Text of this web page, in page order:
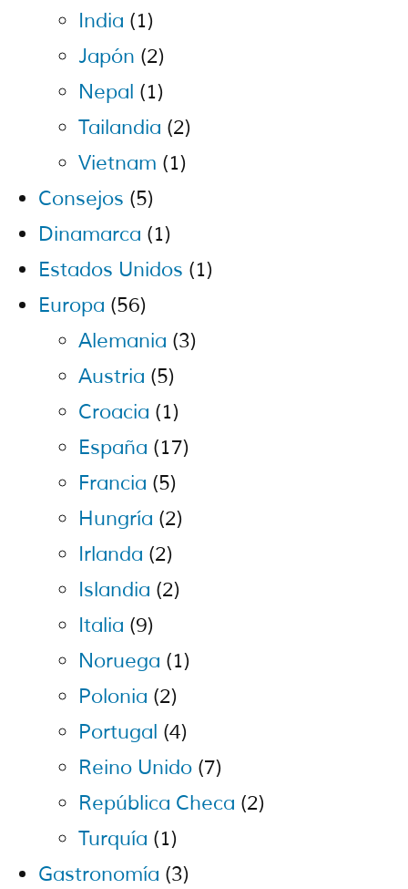
India (1)
Japón (2)
Nepal (1)
Tailandia (2)
Vietnam (1)
Consejos (5)
Dinamarca (1)
Estados Unidos (1)
Europa (56)
Alemania (3)
Austria (5)
Croacia (1)
España (17)
Francia (5)
Hungría (2)
Irlanda (2)
Islandia (2)
Italia (9)
Noruega (1)
Polonia (2)
Portugal (4)
Reino Unido (7)
República Checa (2)
Turquía (1)
Gastronomía (3)